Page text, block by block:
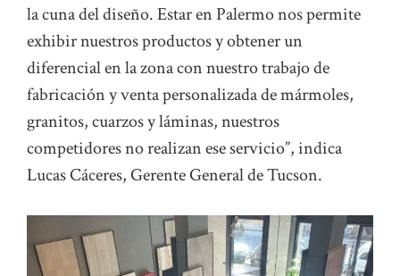
la cuna del diseño. Estar en Palermo nos permite
exhibir nuestros productos y obtener un
diferencial en la zona con nuestro trabajo de
fabricación y venta personalizada de mármoles,
granitos, cuarzos y láminas, nuestros
competidores no realizan ese servicio”, indica
Lucas Cáceres, Gerente General de Tucson.